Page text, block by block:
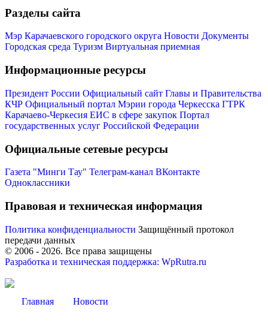
Разделы сайта
Мэр Карачаевского городского округа Новости Документы
Городская среда Туризм Виртуальная приемная
Информационные ресурсы
Президент России Официальный сайт Главы и Правительства
КЧР Официальный портал Мэрии города Черкесска ГТРК
Карачаево-Черкесия ЕИС в сфере закупок Портал
государственных услуг Российской Федерации
Официальные сетевые ресурсы
Газета "Минги Тау" Телеграм-канал ВКонтакте
Одноклассники
Правовая и техническая информация
Политика конфиденциальности Защищённый протокол
передачи данных
© 2006 - 2026. Все права защищены
Разработка и техническая поддержка: WpRutra.ru
Главная Новости